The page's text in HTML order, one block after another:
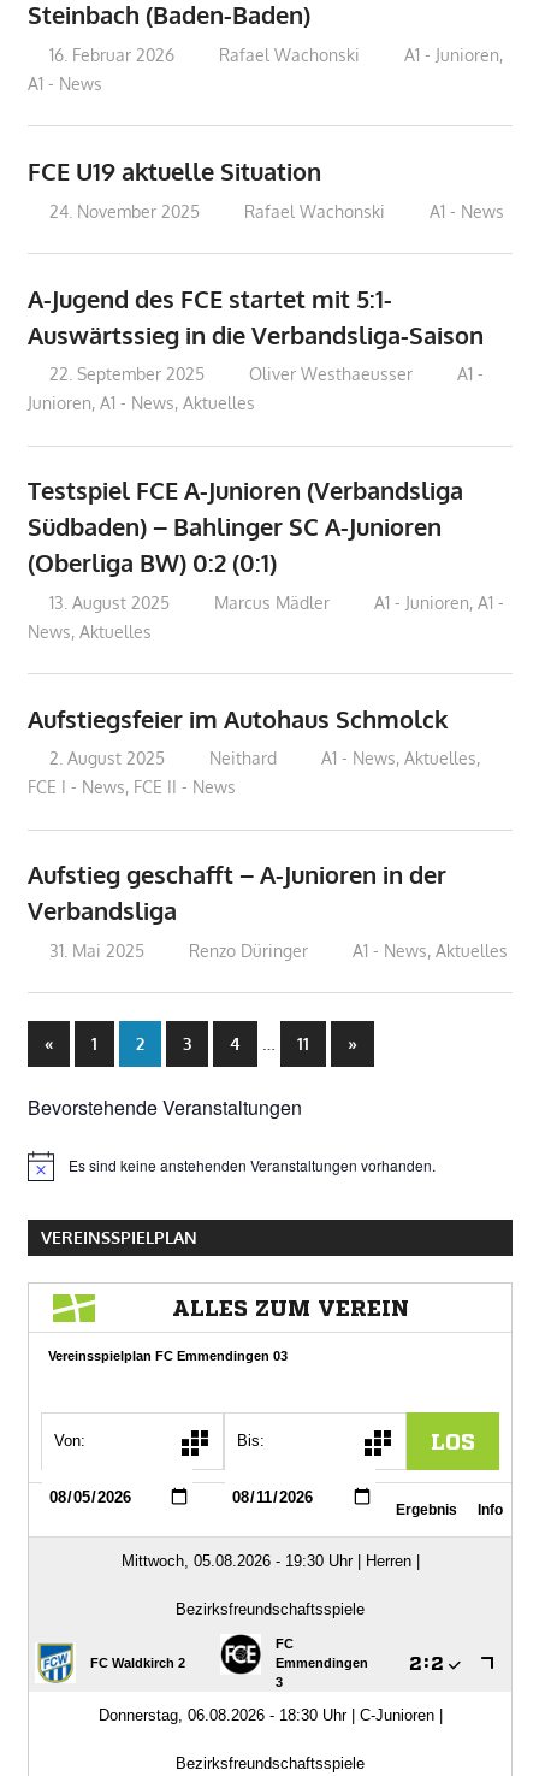
Steinbach (Baden-Baden)
16. Februar 2026 Rafael Wachonski A1 - Junioren,
A1 - News
FCE U19 aktuelle Situation
24. November 2025 Rafael Wachonski A1 - News
A-Jugend des FCE startet mit 5:1-
Auswärtssieg in die Verbandsliga-Saison
22. September 2025 Oliver Westhaeusser
A1 -
Junioren, A1 - News, Aktuelles
Testspiel FCE A-Junioren (Verbandsliga
Südbaden) – Bahlinger SC A-Junioren
(Oberliga BW) 0:2 (0:1)
13. August 2025 Marcus Mädler A1 - Junioren,A1 -
News, Aktuelles
Aufstiegsfeier im Autohaus Schmolck
2. August 2025 Neithard A1 - News,Aktuelles,
FCE I - News, FCE II - News
Aufstieg geschafft – A-Junioren in der
Verbandsliga
31. Mai 2025 Renzo Düringer A1 - News,Aktuelles
Seitennummerierung
der
«Vorherige
Beiträge
1 2 3 4 … 11
Nächste
Beiträge
»
Bevorstehende Veranstaltungen
HinweisEs sind keine anstehenden Veranstaltungen vorhanden.
VEREINSSPIELPLAN